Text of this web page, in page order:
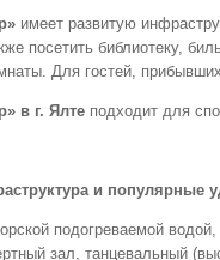
имеет развитую
посетить библиотеку,
Для гостей,
в г. Ялте подходит для
и популярные
подогреваемой
зал, танцевальный